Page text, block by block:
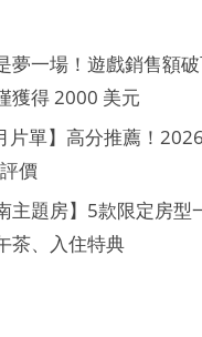
夢一場！遊戲銷售額
獲得 2000 美元
片單】高分推薦！
價
主題房】5款限定房型
茶、入住特典